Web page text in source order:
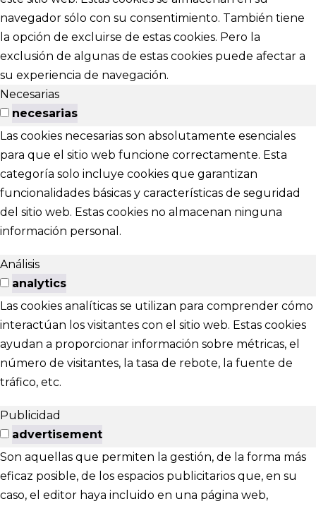
navegador sólo con su consentimiento. También tiene
la opción de excluirse de estas cookies. Pero la
exclusión de algunas de estas cookies puede afectar a
su experiencia de navegación.
Necesarias
necesarias
Las cookies necesarias son absolutamente esenciales
para que el sitio web funcione correctamente. Esta
categoría solo incluye cookies que garantizan
funcionalidades básicas y características de seguridad
del sitio web. Estas cookies no almacenan ninguna
información personal.
Análisis
analytics
Las cookies analíticas se utilizan para comprender cómo
interactúan los visitantes con el sitio web. Estas cookies
ayudan a proporcionar información sobre métricas, el
número de visitantes, la tasa de rebote, la fuente de
tráfico, etc.
Publicidad
advertisement
Son aquellas que permiten la gestión, de la forma más
eficaz posible, de los espacios publicitarios que, en su
caso, el editor haya incluido en una página web,